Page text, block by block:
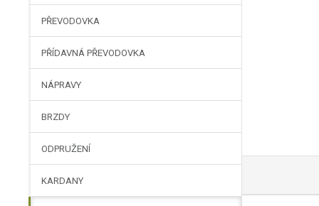
PŘEVODOVKA
PŘÍDAVNÁ PŘEVODOVKA
NÁPRAVY
BRZDY
ODPRUŽENÍ
KARDANY